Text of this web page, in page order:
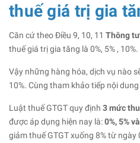
thuế giá trị gia
Căn cứ theo Điều 9, 10, 11 Thông
thuế giá trị gia tăng là 0%, 5% , 10%.
Vậy những hàng hóa, dịch vụ nào
10%. Cùng tham khảo tiếp nội
Luật thuế GTGT quy định 3 mức
được áp dụng hiện nay là:0%, 5%
giảm thuế GTGT xuống 8% từ